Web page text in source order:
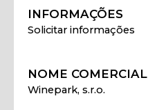
INFORMAÇÕES
Solicitar informações
NOME COMERCIAL
Winepark, s.r.o.